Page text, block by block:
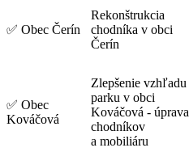
✅ Obec Čerín
Rekonštrukcia
chodníka v obci
Čerín
✅ Obec
Kováčová
Zlepšenie vzhľadu
parku v obci
Kováčová - úprava
chodníkov
a mobiliáru